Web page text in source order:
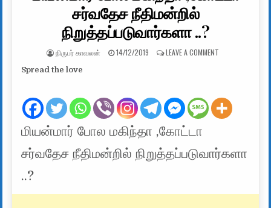
சர்வதேச நீதிமன்றில்
நிறுத்தப்படுவார்களா ..?
AUTHOR:
நிருபர் காவலன் PUBLISHED DATE:
14/12/2019 LEAVE A COMMENTON மியன்மார்
Spread the love
மியன்மார் போல மகிந்தா ,கோட்டா
சர்வதேச நீதிமன்றில் நிறுத்தப்படுவார்களா
..?